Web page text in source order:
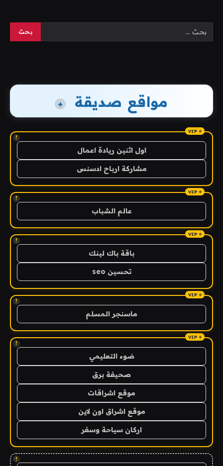
مواقع صديقة +
!
اول اثنين ريادة اعمال
مشاركة ارباح ادسنس
!
عالم الشباب
!
باقة باك لينك
تحسين seo
!
ماسنجر المسلم
!
ضوء التعليمي
صحيفة برق
موقع اشراقات
موقع اشراق اون لاين
اركان سياحة وسفر
!